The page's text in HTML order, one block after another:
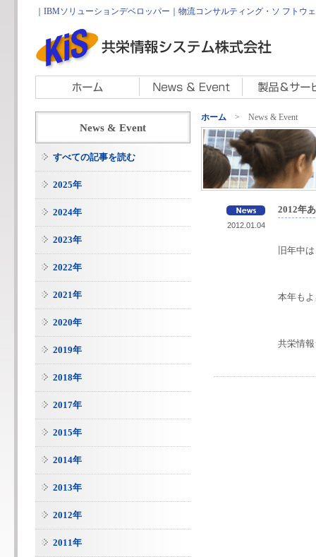
｜IBMソリューションデベロッパー｜物流コンサルティング・ソ フトウ
News & Event
すべての記事を読む
2025年
2024年
2023年
2022年
2021年
2020年
2019年
2018年
2017年
2015年
2014年
2013年
2012年
2011年
ホーム > News & Event
2012年
2012.01.04
旧年中
本年も
共栄情